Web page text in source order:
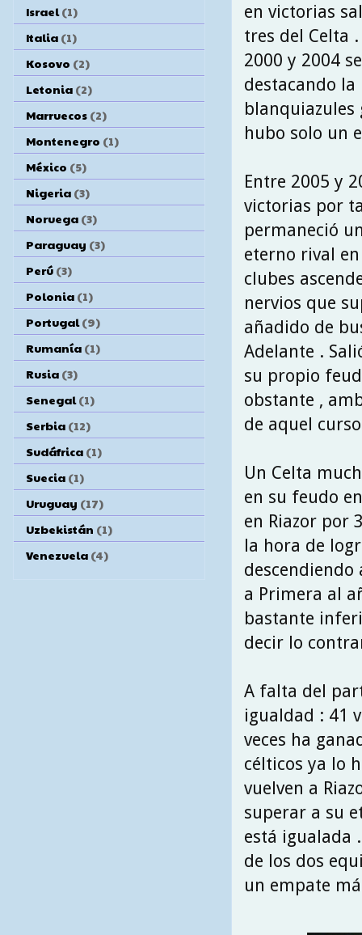
en victorias
tres del Celta
2000 y 2004
destacando
blanquiazules
hubo solo un
Entre 2005 y
victorias por
permaneció
eterno rival
clubes
nervios que
añadido de
Adelante .
su propio
obstante ,
de aquel
Un Celta
en su feudo
en Riazor por
la hora de
a Primera al
bastante
decir lo
A falta del
igualdad : 41
veces ha
célticos ya lo
vuelven a
superar a su
está igualada
de los dos
un empate
Israel (1)
Italia (1)
Kosovo (2)
Letonia (2)
Marruecos (2)
Montenegro (1)
México (5)
Nigeria (3)
Noruega (3)
Paraguay (3)
Perú (3)
Polonia (1)
Portugal (9)
Rumanía (1)
Rusia (3)
Senegal (1)
Serbia (12)
Sudáfrica (1)
Suecia (1)
Uruguay (17)
Uzbekistán (1)
Venezuela (4)